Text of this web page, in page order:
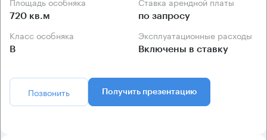
720 кв.м по запросу
Класс особняка
B
Эксплуатационные расходы
Включены в ставку
Позвонить Получить презентацию